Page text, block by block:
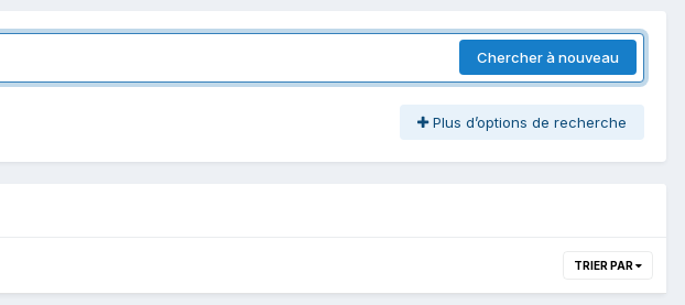
Chercher à nouveau
Plus d’options de recherche
TRIER PAR